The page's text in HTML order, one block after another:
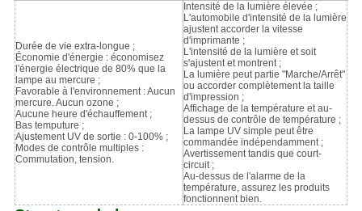
Durée de vie extra-longue ;
Économie d'énergie : économisez
l'énergie électrique de 80% que la
lampe au mercure ;
Favorable à l'environnement : Aucun
mercure. Aucun ozone ;
Aucune heure d'échauffement ;
Bas temputure ;
Ajustement UV de sortie : 0-100% ;
Modes de contrôle multiples :
Commutation, tension.
Intensité de la lumière élevée ;
L'automobile d'intensité de la lumière
ajustent accorder la vitesse
d'imprimante ;
L'intensité de la lumière et soit
s'ajustent et montrent ;
La lumière peut partie "Marche/Arrêt"
ou accorder complètement la taille
d'impression ;
Affichage de la température et au-
dessus de contrôle de température ;
La lampe UV simple peut être
commandée indépendamment ;
Avertissement tandis que court-
circuit ;
Au-dessus de l'alarme de la
température, assurez les produits
fonctionnent bien.